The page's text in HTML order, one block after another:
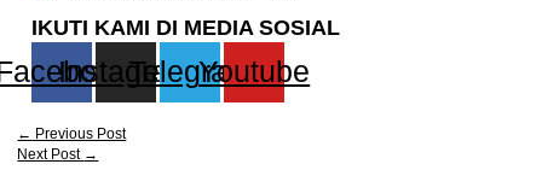
IKUTI KAMI DI MEDIA SOSIAL
Instagram
TelegramYoutube
← Previous Post
Next Post →